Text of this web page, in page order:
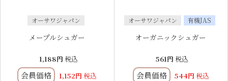
オーサワジャパン
メープルシュガー
1,188 税込
会員価格 1,152 税込
オーサワジャパン 有機JAS
オーガニックシュガー
561 税込
会員価格 544 税込